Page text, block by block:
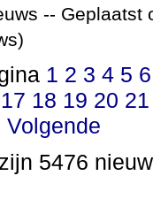
-- Geplaatst
1 2 3 4 5 6
17 18 19 20 21
Volgende
5476